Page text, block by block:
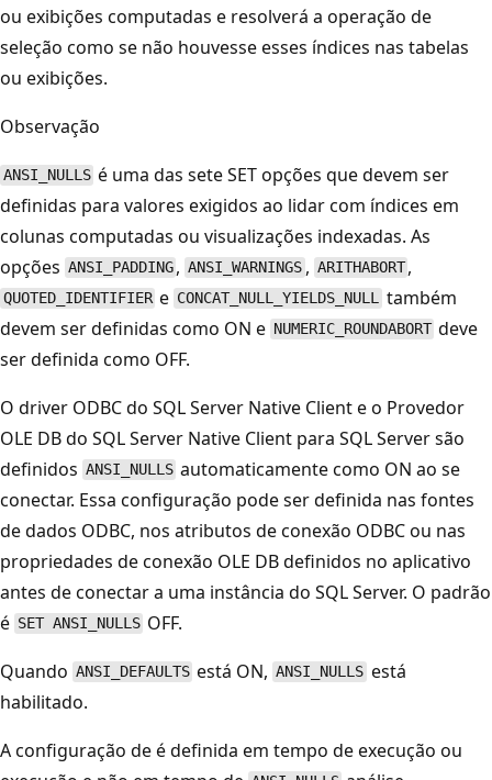
ou exibições computadas e resolverá a operação de
seleção como se não houvesse esses índices nas tabelas
ou exibições.
Observação
ANSI_NULLS é uma das sete SET opções que devem ser
definidas para valores exigidos ao lidar com índices em
colunas computadas ou visualizações indexadas. As
opções ANSI_PADDING , ANSI_WARNINGS , ARITHABORT ,
QUOTED_IDENTIFIER e CONCAT_NULL_YIELDS_NULL também
devem ser definidas como ON e NUMERIC_ROUNDABORT deve
ser definida como OFF.
O driver ODBC do SQL Server Native Client e o Provedor
OLE DB do SQL Server Native Client para SQL Server são
definidos ANSI_NULLS automaticamente como ON ao se
conectar. Essa configuração pode ser definida nas fontes
de dados ODBC, nos atributos de conexão ODBC ou nas
propriedades de conexão OLE DB definidos no aplicativo
antes de conectar a uma instância do SQL Server. O padrão
é SET ANSI_NULLS OFF.
Quando ANSI_DEFAULTS está ON, ANSI_NULLS está
habilitado.
A configuração de é definida em tempo de execução ou